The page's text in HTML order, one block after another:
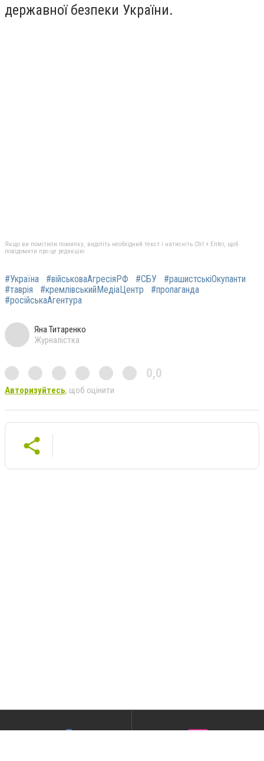
державної безпеки України.
Якщо ви помітили помилку, виділіть необхідний текст і натисніть Ctrl + Enter, щоб
повідомити про це редакцію
#Україна #військоваАгресіяРФ #СБУ
#рашистськіОкупанти
#таврія
#кремлівськийМедіаЦентр
#пропаганда
#російськаАгентура
Яна Титаренко
Журналістка
0,0
Авторизуйтесь, щоб оцінити